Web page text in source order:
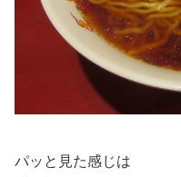
パッと見た感じは